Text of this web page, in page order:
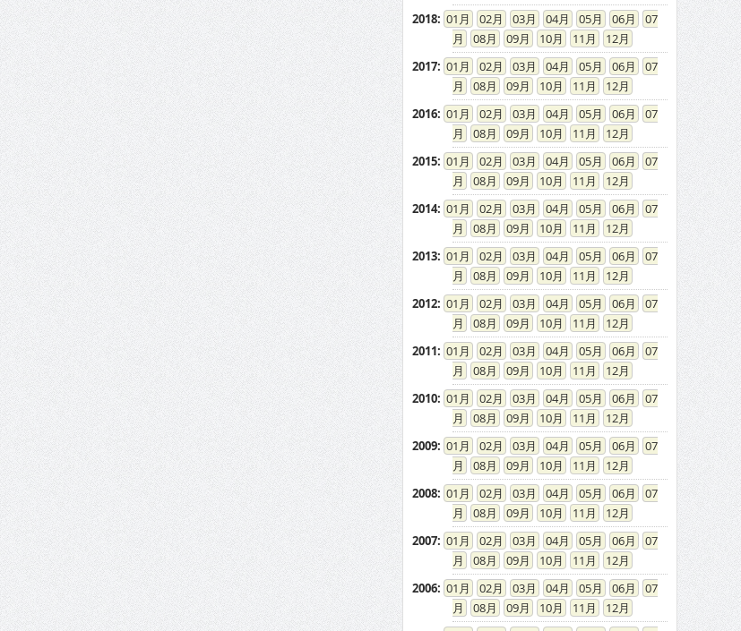
2018: 01 02 03 04 05 06
07
08
09 10 11
12
2017: 01 02 03 04 05 06
07
08
09 10 11
12
2016: 01 02 03 04 05 06
07
08
09 10 11
12
2015: 01 02 03 04 05 06
07
08
09 10 11
12
2014: 01 02 03 04 05 06
07
08
09 10 11
12
2013: 01 02 03 04 05 06
07
08
09 10 11
12
2012: 01 02 03 04 05 06
07
08
09 10 11
12
2011: 01 02 03 04 05 06
07
08
09 10 11
12
2010: 01 02 03 04 05 06
07
08
09 10 11
12
2009: 01 02 03 04 05 06
07
08
09 10 11
12
2008: 01 02 03 04 05 06
07
08
09 10 11
12
2007: 01 02 03 04 05 06
07
08
09 10 11
12
2006: 01 02 03 04 05 06
07
08
09 10 11
12